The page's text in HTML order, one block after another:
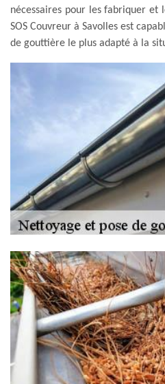
nécessaires pour les fabriquer et
SOS Couvreur à Savolles est
de gouttière le plus adapté à la